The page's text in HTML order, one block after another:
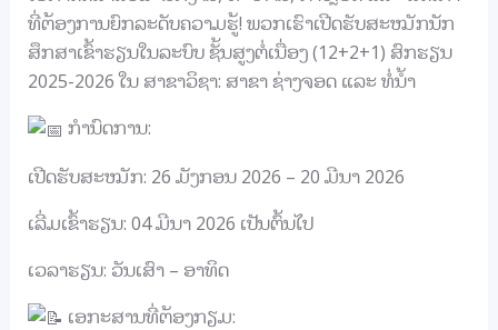
ທີ່ຕ້ອງການຍົກລະດັບຄວາມຮູ້! ພວກເຮົາເປີດຮັບສະໝັກນັກ
ສຶກສາເຂົ້າຮຽນໃນລະບົບ ຊັ້ນສູງຕໍ່ເນື່ອງ (12+2+1) ສົກຮຽນ
2025-2026 ໃນ ສາຂາວິຊາ: ສາຂາ ຊ່າງຈອດ ແລະ ທໍ່ນ້ຳ
ກຳນົດການ:
ເປີດຮັບສະໝັກ: 26 ມັງກອນ 2026 – 20 ມີນາ 2026
ເລີ່ມເຂົ້າຮຽນ: 04 ມີນາ 2026 ເປັນຕົ້ນໄປ
ເວລາຮຽນ: ວັນເສົາ – ອາທິດ
ເອກະສານທີ່ຕ້ອງກຽມ: